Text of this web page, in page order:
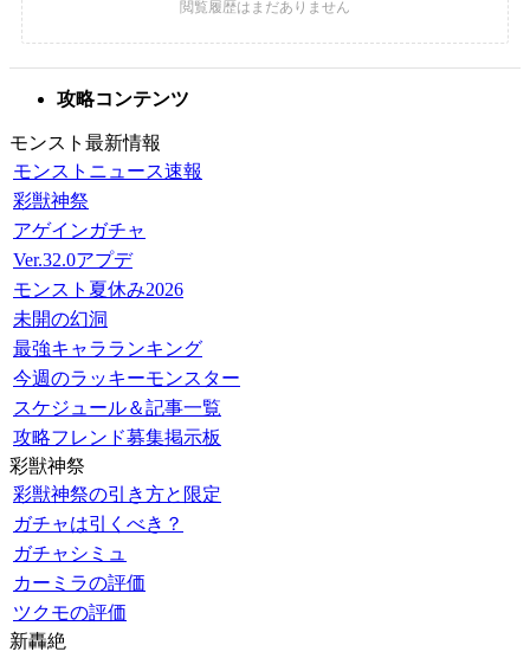
攻略コンテンツ
モンスト最新情報
モンストニュース速報
彩獣神祭
アゲインガチャ
Ver.32.0アプデ
モンスト夏休み2026
未開の幻洞
最強キャラランキング
今週のラッキーモンスター
スケジュール＆記事一覧
攻略フレンド募集掲示板
彩獣神祭
彩獣神祭の引き方と限定
ガチャは引くべき？
ガチャシミュ
カーミラの評価
ツクモの評価
新轟絶